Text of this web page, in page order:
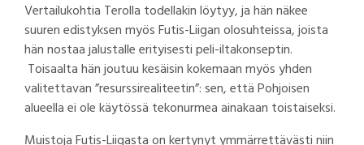
Vertailukohtia Terolla todellakin löytyy, ja hän näkee
suuren edistyksen myös Futis-Liigan olosuhteissa, joista
hän nostaa jalustalle erityisesti peli-iltakonseptin.
Toisaalta hän joutuu kesäisin kokemaan myös yhden
valitettavan ”resurssirealiteetin”: sen, että Pohjoisen
alueella ei ole käytössä tekonurmea ainakaan toistaiseksi.